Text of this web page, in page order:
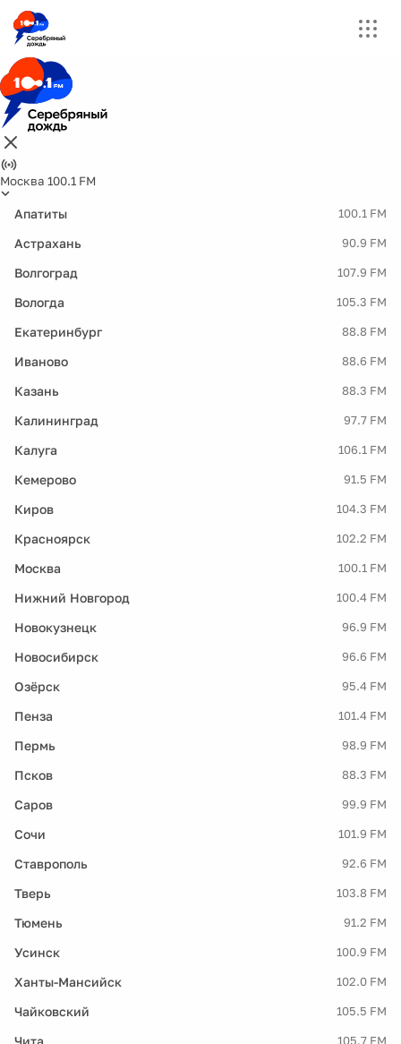
Москва 100.1 FM
Апатиты 100.1 FM
Астрахань 90.9 FM
Волгоград 107.9 FM
Вологда 105.3 FM
Екатеринбург 88.8 FM
Иваново 88.6 FM
Казань 88.3 FM
Калининград 97.7 FM
Калуга 106.1 FM
Кемерово 91.5 FM
Киров 104.3 FM
Красноярск 102.2 FM
Москва 100.1 FM
Нижний Новгород 100.4 FM
Новокузнецк 96.9 FM
Новосибирск 96.6 FM
Озёрск 95.4 FM
Пенза 101.4 FM
Пермь 98.9 FM
Псков 88.3 FM
Саров 99.9 FM
Сочи 101.9 FM
Ставрополь 92.6 FM
Тверь 103.8 FM
Тюмень 91.2 FM
Усинск 100.9 FM
Ханты-Мансийск 102.0 FM
Чайковский 105.5 FM
Чита 105.7 FM